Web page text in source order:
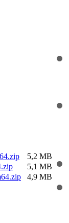
5,2 MB
5,1 MB
4,9 MB